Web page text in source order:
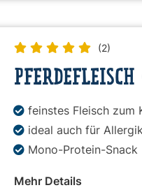
(2)
feinstes Fleisch zum
ideal auch für
Mono-Protein-Snack
Mehr Details